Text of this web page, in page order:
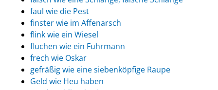
faul wie die Pest
finster wie im Affenarsch
flink wie ein Wiesel
fluchen wie ein Fuhrmann
frech wie Oskar
gefräßig wie eine siebenköpfige Raupe
Geld wie Heu haben